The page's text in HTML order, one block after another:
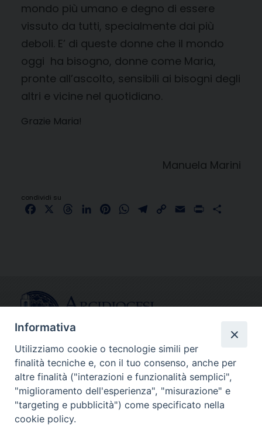
mondo più umano e degno di essere
vissuto da tutti, specialmente dai più
deboli. E’ di queste donne che il mondo
oggi ha bisogno, donne come Maria,
pronte all’ascolto, sensibili ai bisogni degli
altri e vicine nel quotidiano.
Grazie Maria!
Manuela Marini
condividi su
FacebookThreadsLinkedInPinterestWhatsApp
Telegram
Copy Email Print
CONTATTI
info@fermodiocesi.it
pec:economato.diocesifermo@legalmail.it
Informativa
Utilizziamo cookie o tecnologie simili per
finalità tecniche e, con il tuo consenso, anche per
altre finalità ("interazioni e funzionalità semplici",
"miglioramento dell'esperienza", "misurazione" e
"targeting e pubblicità") come specificato nella
cookie policy.